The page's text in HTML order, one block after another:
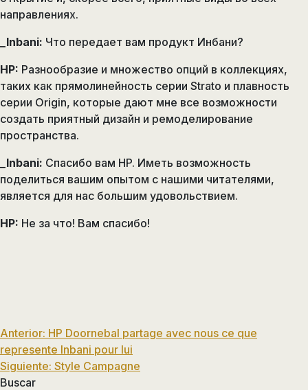
направлениях.
_Inbani: Что передает вам продукт Инбани?
HP: Разнообразие и множество опций в коллекциях,
таких как прямолинейность серии Strato и плавность
серии Origin, которые дают мне все возможности
создать приятный дизайн и ремоделирование
пространства.
_Inbani: Спасибо вам HP. Иметь возможность
поделиться вашим опытом с нашими читателями,
является для нас большим удовольствием.
HP: Не за что! Вам спасибо!
Navegación
de
entradas
Anterior: HP Doornebal partage avec nous ce que
represente Inbani pour lui
Siguiente: Style Campagne
Buscar